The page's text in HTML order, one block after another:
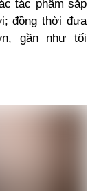
tác phẩm sắp
đồng thời đưa
gần như tối